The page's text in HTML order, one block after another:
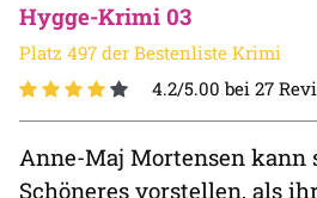
Hygge-Krimi 03
Platz 497 der Bestenliste Krimi
4.2/5.00 bei 27
Anne-Maj Mortensen
Schöneres vorstellen, als